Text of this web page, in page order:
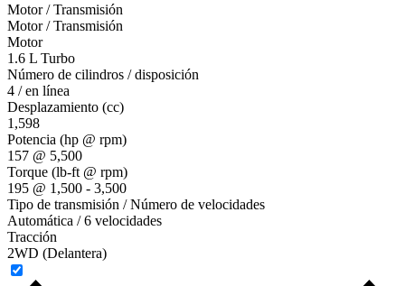
Motor / Transmisión
Motor / Transmisión
Motor
1.6 L Turbo
Número de cilindros / disposición
4 / en línea
Desplazamiento (cc)
1,598
Potencia (hp @ rpm)
157 @ 5,500
Torque (lb-ft @ rpm)
195 @ 1,500 - 3,500
Tipo de transmisión / Número de velocidades
Automática / 6 velocidades
Tracción
2WD (Delantera)